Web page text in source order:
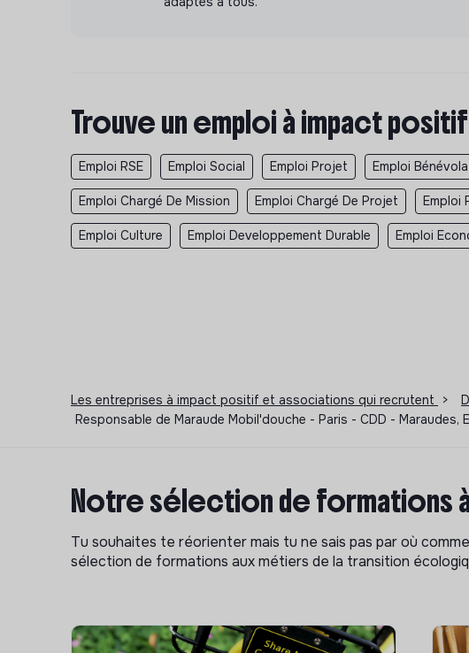
Trouve un emploi à impact
Emploi RSE Emploi Social Emploi Projet Emploi
Emploi Chargé De Mission Emploi Chargé De Projet Emploi
Emploi Culture Emploi Developpement Durable Emploi
Les entreprises à impact positif et associations qui recrutent >
Responsable de Maraude Mobil'douche - Paris - CDD -
Notre sélection de formations
Tu souhaites te réorienter mais tu ne sais pas par où
sélection de formations aux métiers de la transition